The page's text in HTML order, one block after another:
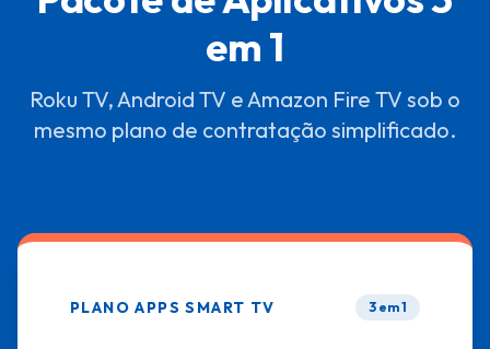
em 1
Roku TV, Android TV e Amazon Fire TV sob o
mesmo plano de contratação simplificado.
PLANO APPS SMART TV 3 em 1